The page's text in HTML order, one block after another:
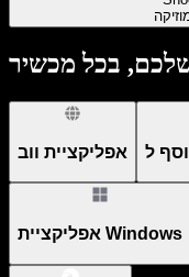
בכל מכשיר
אפליקציית ווב
אפליקציית Windows